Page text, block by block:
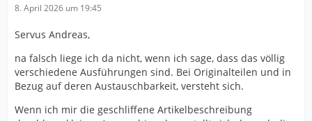
8. April 2026 um 19:45
Servus Andreas,
na falsch liege ich da nicht, wenn ich sage, dass das völlig
verschiedene Ausführungen sind. Bei Originalteilen und in
Bezug auf deren Austauschbarkeit, versteht sich.
Wenn ich mir die geschliffene Artikelbeschreibung